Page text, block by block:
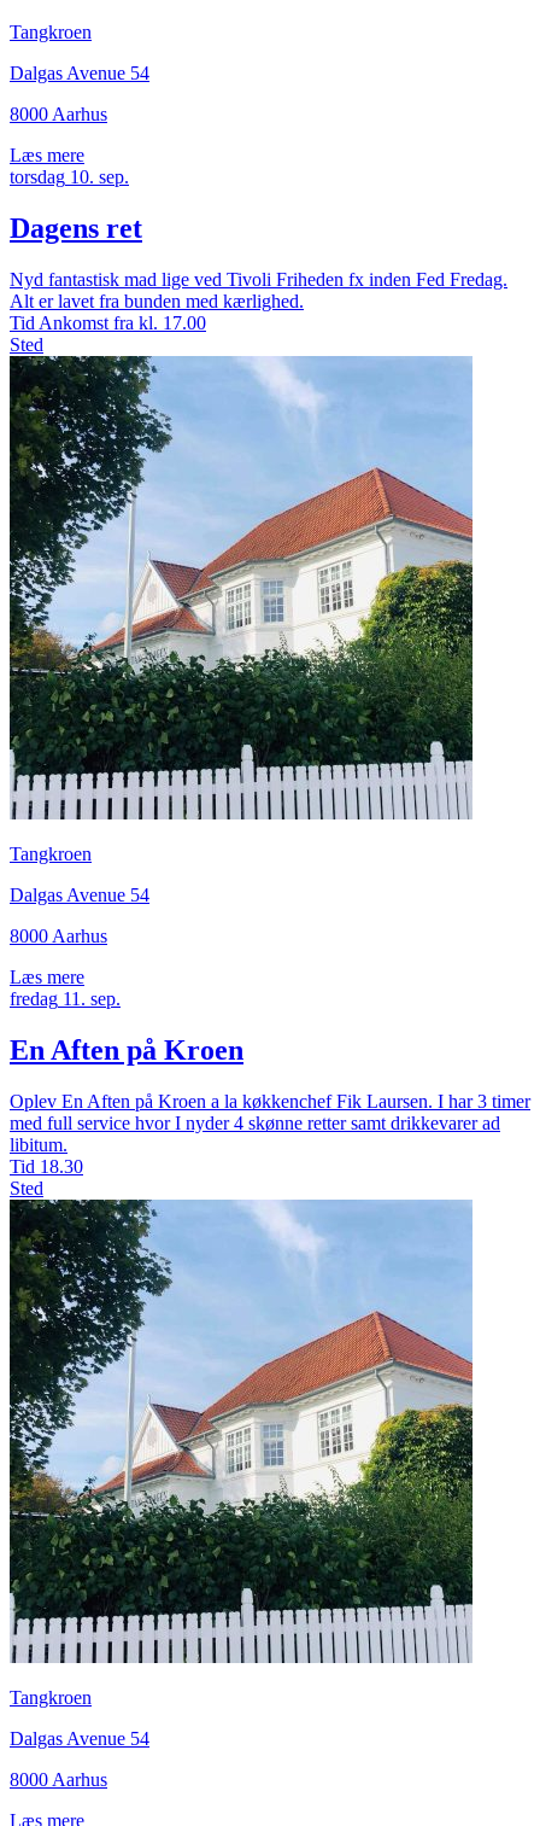
Tangkroen
Dalgas Avenue 54
8000 Aarhus
Læs mere
torsdag 10. sep.
Dagens ret
Nyd fantastisk mad lige ved Tivoli Friheden fx inden Fed Fredag.
Alt er lavet fra bunden med kærlighed.
Tid Ankomst fra kl. 17.00
Sted
Tangkroen
Dalgas Avenue 54
8000 Aarhus
Læs mere
fredag 11. sep.
En Aften på Kroen
Oplev En Aften på Kroen a la køkkenchef Fik Laursen. I har 3 timer
med full service hvor I nyder 4 skønne retter samt drikkevarer ad
libitum.
Tid 18.30
Sted
Tangkroen
Dalgas Avenue 54
8000 Aarhus
Læs mere